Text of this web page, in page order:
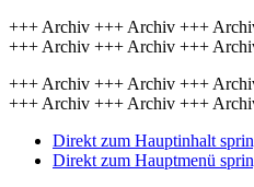
+++ Archiv +++ Archiv +++
+++ Archiv +++ Archiv +++
+++ Archiv +++ Archiv +++
+++ Archiv +++ Archiv +++
Direkt zum Hauptinhalt
Direkt zum Hauptmenü